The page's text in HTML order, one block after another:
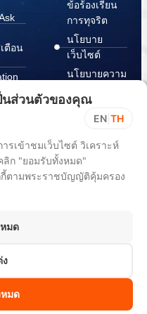
ตือน
ข้อร้องเรียน
การทุจริต
นโยบาย
เว็บไซต์
นโยบายความ
ปลอดภัย
สารสนเทศ
ChangeLog
Development Agency
นส่วนตัวของคุณ
EN TH
รเข้าชมเว็บไซต์ วิเคราะห์
ลิก "ยอมรับทั้งหมด"
ตามพระราชบัญญัติคุ้มครอง
มด
มด